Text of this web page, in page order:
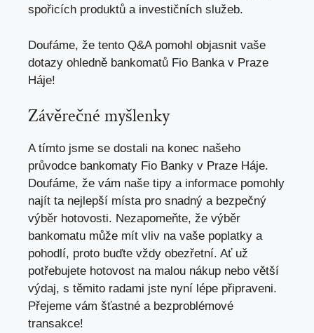
spořicích produktů a investičních služeb.
Doufáme, že tento Q&A⁢ pomohl objasnit vaše
dotazy ohledně⁢ bankomatů Fio Banka v Praze
Háje!
Závěrečné myšlenky
A⁤ tímto ‍jsme se ⁤dostali na konec našeho
průvodce bankomaty ‌Fio Banky v Praze‍ Háje.
Doufáme, že vám⁣ naše ‍tipy a informace pomohly
‌najít‌ ta nejlepší místa pro snadný a⁤ bezpečný
výběr⁢ hotovosti. Nezapomeňte, že výběr
bankomatu může mít vliv na vaše poplatky a
pohodlí, proto buďte vždy obezřetní. Ať už
potřebujete hotovost‍ na malou nákup nebo větší
výdaj, s těmito radami jste nyní⁣ lépe připraveni.
Přejeme vám⁣ šťastné a bezproblémové
transakce!